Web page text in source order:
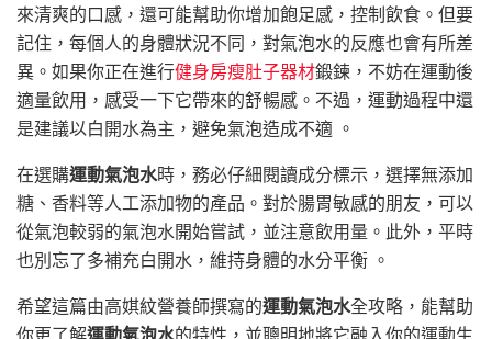
來清爽的口感，還可能幫助你增加飽足感，控制飲食。但要
記住，每個人的身體狀況不同，對氣泡水的反應也會有所差
異。如果你正在進行健身房瘦肚子器材鍛鍊，不妨在運動後
適量飲用，感受一下它帶來的舒暢感。不過，運動過程中還
是建議以白開水為主，避免氣泡造成不適 。
在選購運動氣泡水時，務必仔細閱讀成分標示，選擇無添加
糖、香料等人工添加物的產品。對於腸胃敏感的朋友，可以
從氣泡較弱的氣泡水開始嘗試，並注意飲用量。此外，平時
也別忘了多補充白開水，維持身體的水分平衡 。
希望這篇由高娸紋營養師撰寫的運動氣泡水全攻略，能幫助